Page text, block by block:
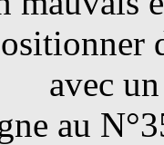
avec
au